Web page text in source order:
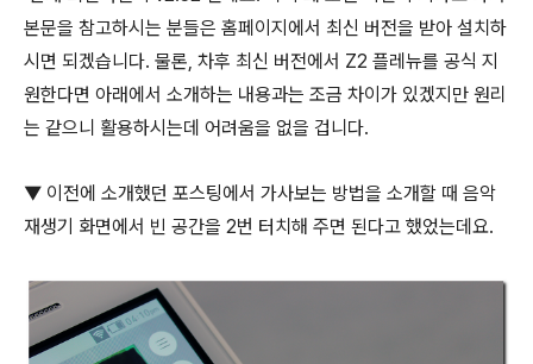
본문을 참고하시는 분들은 홈페이지에서 최신 버전을 받아 설치하
시면 되겠습니다. 물론, 차후 최신 버전에서 Z2 플레뉴를 공식 지
원한다면 아래에서 소개하는 내용과는 조금 차이가 있겠지만 원리
는 같으니 활용하시는데 어려움을 없을 겁니다.
▼ 이전에 소개했던 포스팅에서 가사보는 방법을 소개할 때 음악
재생기 화면에서 빈 공간을 2번 터치해 주면 된다고 했었는데요.